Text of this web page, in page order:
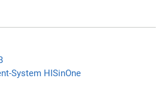
System HISinOne